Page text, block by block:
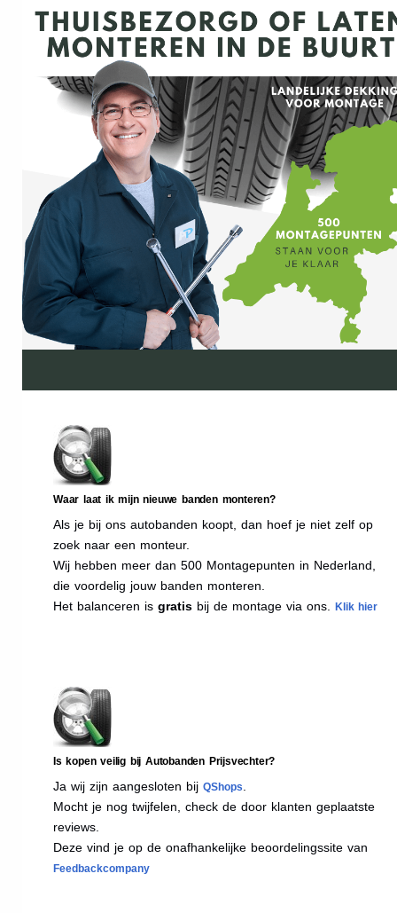
Waar laat ik mijn nieuwe banden monteren?
Als je bij ons autobanden koopt, dan hoef je niet zelf op
zoek naar een monteur.
Wij hebben meer dan 500 Montagepunten in Nederland,
die voordelig jouw banden monteren.
Het balanceren is gratis bij de montage via ons. Klik hier
Is kopen veilig bij Autobanden Prijsvechter?
Ja wij zijn aangesloten bij QShops
Mocht je nog twijfelen, check de door klanten geplaatste
reviews.
Deze vind je op de onafhankelijke beoordelingssite van
Feedbackcompany